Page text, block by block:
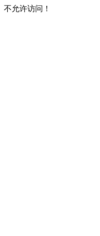
不允许访问！